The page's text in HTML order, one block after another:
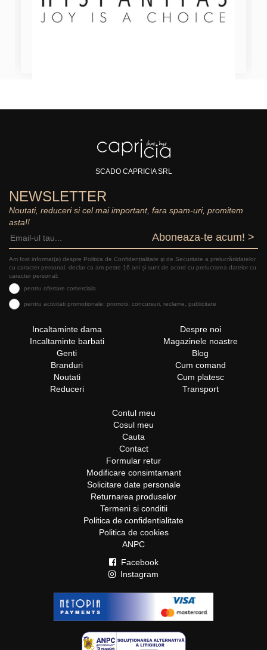
SCADO CAPRICIA SRL
NEWSLETTER
Noutati, reduceri si cel mai important, fara spam-uri, promitem
asta!!
Aboneaza-te acum! >
Am fost informat(a) despre Politica de Confidențialitate şi de Securitate a prelucrăriidatelor
cu caracter personal, declar ca am peste 16 ani și sunt de acord cu prelucrarea datelor cu
caracter personal:
pentru ofertare comerciala
pentru activitati promotionale: promotii, concursuri, reclame, publicitate
Incaltaminte dama
Incaltaminte barbati
Genti
Branduri
Noutati
Reduceri
Despre noi
Magazinele noastre
Blog
Cum comand
Cum platesc
Transport
Contul meu
Cosul meu
Cauta
Contact
Formular retur
Modificare consimtamant
Solicitare date personale
Returnarea produselor
Termeni si conditii
Politica de confidentialitate
Politica de cookies
ANPC
Facebook
Instagram